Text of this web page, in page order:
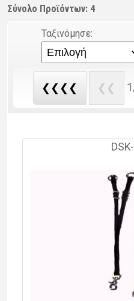
Σύνολο Προϊόντων: 4
Ταξινόμησε:
❮❮❮❮ ❮❮